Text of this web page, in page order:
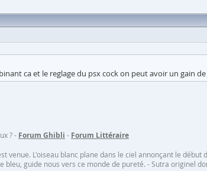
ca et le reglage du psx cock on peut avoir un gain
? - Forum Ghibli - Forum Littéraire
venue. L'oiseau blanc plane dans le ciel annonçant le
bleu, guide nous vers ce monde de pureté. - Sutra originel